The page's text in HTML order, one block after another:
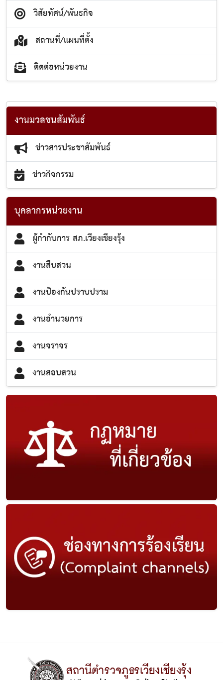
วิสัยทัศน์/พันธกิจ
สถานที่/แผนที่ตั้ง
ติดต่อหน่วยงาน
งานมวลชนสัมพันธ์
ข่าวสารประชาสัมพันธ์
ข่าวกิจกรรม
บุคลากรหน่วยงาน
ผู้กำกับการ สภ.เวียงเชียงรุ้ง
งานสืบสวน
งานป้องกันปราบปราม
งานอำนวยการ
งานจราจร
งานสอบสวน